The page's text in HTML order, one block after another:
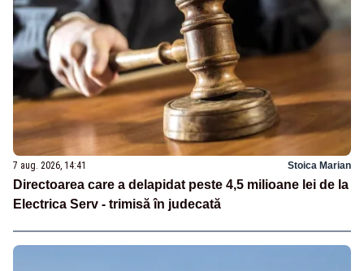
7 aug. 2026, 14:41 Stoica Marian
Directoarea care a delapidat peste 4,5 milioane lei de la
Electrica Serv - trimisă în judecată